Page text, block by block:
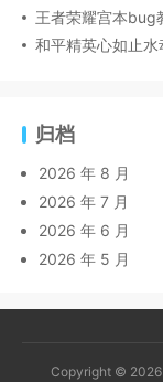
王者荣耀宫本bug
和平精英心如止
归档
2026 年 8 月
2026 年 7 月
2026 年 6 月
2026 年 5 月
Copyright © 2026